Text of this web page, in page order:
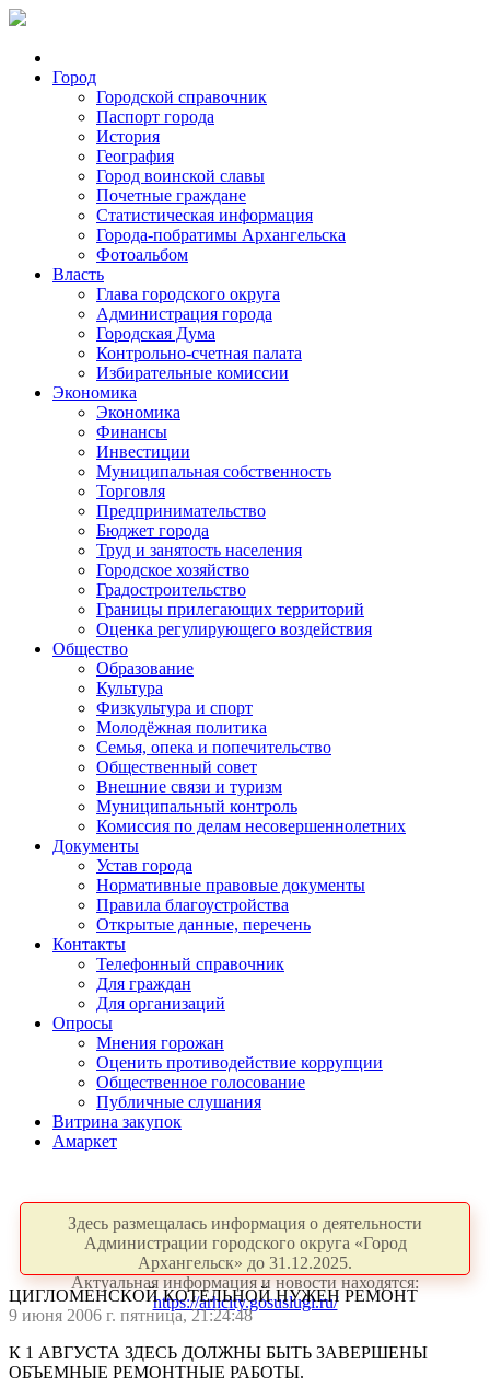
Город
Городской справочник
Паспорт города
История
География
Город воинской славы
Почетные граждане
Статистическая информация
Города-побратимы Архангельска
Фотоальбом
Власть
Глава городского округа
Администрация города
Городская Дума
Контрольно-счетная палата
Избирательные комиссии
Экономика
Экономика
Финансы
Инвестиции
Муниципальная собственность
Торговля
Предпринимательство
Бюджет города
Труд и занятость населения
Городское хозяйство
Градостроительство
Границы прилегающих территорий
Оценка регулирующего воздействия
Общество
Образование
Культура
Физкультура и спорт
Молодёжная политика
Семья, опека и попечительство
Общественный совет
Внешние связи и туризм
Муниципальный контроль
Комиссия по делам несовершеннолетних
Документы
Устав города
Нормативные правовые документы
Правила благоустройства
Открытые данные, перечень
Контакты
Телефонный справочник
Для граждан
Для организаций
Опросы
Мнения горожан
Оценить противодействие коррупции
Общественное голосование
Публичные слушания
Витрина закупок
Амаркет
Здесь размещалась информация о деятельности
Администрации городского округа «Город
Архангельск» до 31.12.2025.
Актуальная информация и новости находятся:
https://arhcity.gosuslugi.ru/
ЦИГЛОМЕНСКОЙ КОТЕЛЬНОЙ НУЖЕН РЕМОНТ
9 июня 2006 г. пятница, 21:24:48
К 1 АВГУСТА ЗДЕСЬ ДОЛЖНЫ БЫТЬ ЗАВЕРШЕНЫ
ОБЪЕМНЫЕ РЕМОНТНЫЕ РАБОТЫ.